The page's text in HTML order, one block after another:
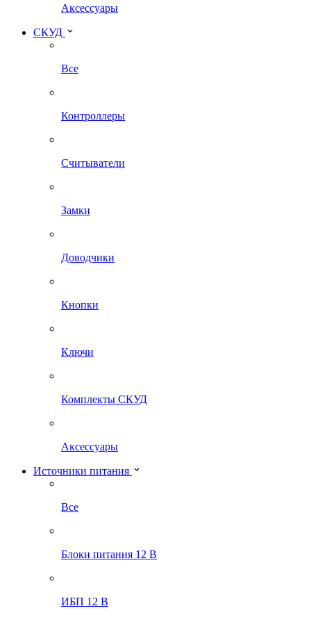
Аксессуары
СКУД
Все
Контроллеры
Считыватели
Замки
Доводчики
Кнопки
Ключи
Комплекты СКУД
Аксессуары
Источники питания
Все
Блоки питания 12 В
ИБП 12 В